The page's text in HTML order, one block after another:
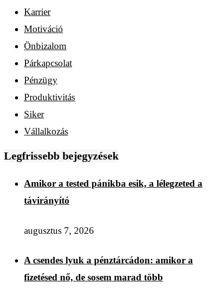
Karrier
Motiváció
Önbizalom
Párkapcsolat
Pénzügy
Produktivitás
Siker
Vállalkozás
Legfrissebb bejegyzések
Amikor a tested pánikba esik, a lélegzeted a
távirányító
augusztus 7, 2026
A csendes lyuk a pénztárcádon: amikor a
fizetésed nő, de sosem marad több